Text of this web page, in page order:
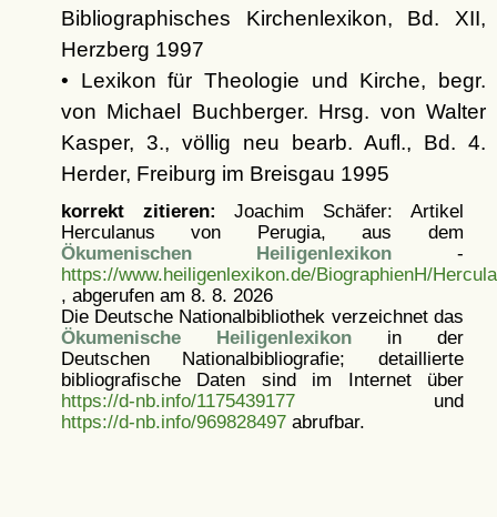
Bibliographisches Kirchenlexikon, Bd. XII,
Herzberg 1997
• Lexikon für Theologie und Kirche, begr.
von Michael Buchberger. Hrsg. von Walter
Kasper, 3., völlig neu bearb. Aufl., Bd. 4.
Herder, Freiburg im Breisgau 1995
korrekt zitieren: Joachim Schäfer: Artikel
Herculanus von Perugia, aus dem
Ökumenischen Heiligenlexikon -
https://www.heiligenlexikon.de/BiographienH/
, abgerufen am 8. 8. 2026
Die Deutsche Nationalbibliothek verzeichnet das
Ökumenische Heiligenlexikonin der
Deutschen Nationalbibliografie; detaillierte
bibliografische Daten sind im Internet über
https://d-nb.info/1175439177und
https://d-nb.info/969828497abrufbar.